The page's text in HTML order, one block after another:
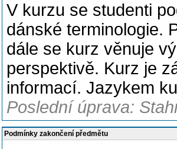
V kurzu se studenti
dánské terminologie.
dále se kurz věnuje
perspektivě. Kurz je
informací. Jazykem
Poslední úprava:
Podmínky zakončení předmětu